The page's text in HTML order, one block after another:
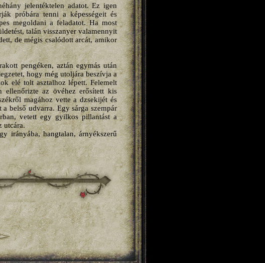
jelentéktelen adatot. Ez igen
próbára tenni a képességeit és
megoldani a feladatot. Ha most
talán visszanyer valamennyit
de mégis csalódott arcát, amikor
pengéken, aztán egymás után
hogy még utoljára beszívja a
elé tolt asztalhoz lépett. Felemelt
ellenőrizte az övéhez erősített kis
magához vette a dzsekijét és
belső udvarra. Egy sárga szempár
vetett egy gyilkos pillantást a
utcára.
irányába, hangtalan, árnyékszerű